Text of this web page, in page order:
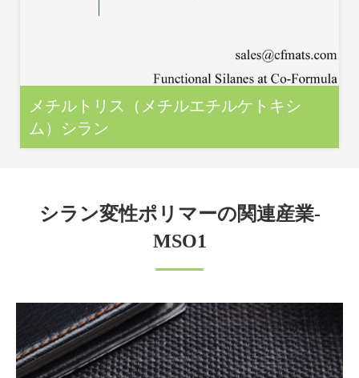
メチルトリス（メチルエチルケトキシ
ム）シラン
シラン変性ポリマーの関連産業-
MSO1